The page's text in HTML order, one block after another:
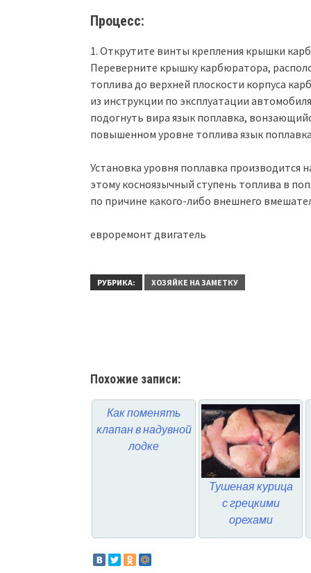
Процесс:
1. Открутите винты крепления крышки
Переверните крышку карбюратора,
топлива до верхней плоскости корпуса
из инструкции по эксплуатации
подогнуть вира язык поплавка,
повышенном уровне топлива язык
Установка уровня поплавка производится
этому косноязычный ступень топлива в
по причине какого-либо внешнего
евроремонт двигатель
РУБРИКА: ХОЗЯЙКЕ НА ЗАМЕТКУ
Похожие записи:
Как поменять
клапан в надувной
лодке
Тушеная курица
с грецкими
орехами